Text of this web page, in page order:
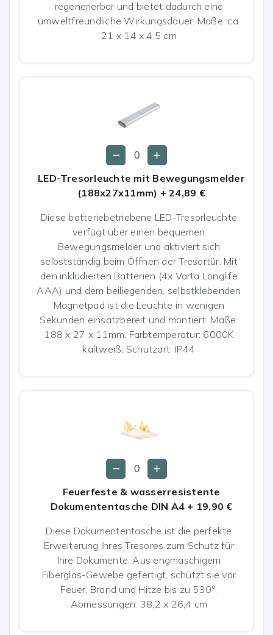
regenerierbar und bietet dadurch eine
umweltfreundliche Wirkungsdauer. Maße: ca.
21 x 14 x 4,5 cm
LED-Tresorleuchte mit Bewegungsmelder
(188x27x11mm) +24,89 €
Diese batteriebetriebene LED-Tresorleuchte
verfügt über einen bequemen
Bewegungsmelder und aktiviert sich
selbstständig beim Öffnen der Tresortür. Mit
den inkludierten Batterien (4x Varta Longlife
AAA) und dem beiliegenden, selbstklebenden
Magnetpad ist die Leuchte in wenigen
Sekunden einsatzbereit und montiert. Maße:
188 x 27 x 11mm, Farbtemperatur: 6000K
kaltweiß, Schutzart: IP44
Feuerfeste & wasserresistente
Dokumententasche DIN A4 + 19,90 €
Diese Dokumententasche ist die perfekte
Erweiterung Ihres Tresores zum Schutz für
Ihre Dokumente. Aus engmaschigem
Fiberglas-Gewebe gefertigt, schützt sie vor
Feuer, Brand und Hitze bis zu 530°.
Abmessungen: 38,2 x 26,4 cm